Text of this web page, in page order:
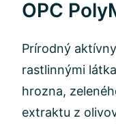
OPC
Prírodný
rastlinnými
hrozna,
extraktu z